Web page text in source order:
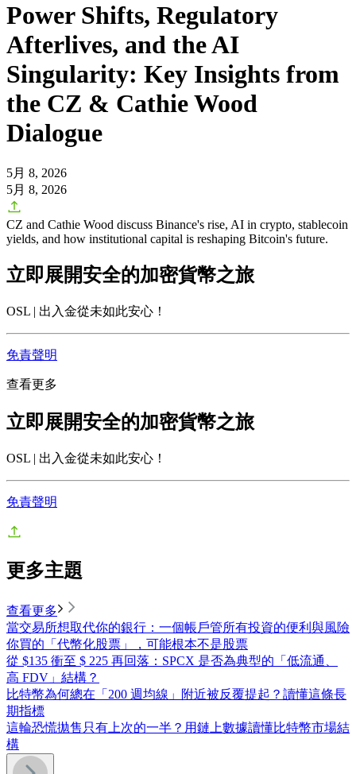
Power Shifts, Regulatory
Afterlives, and the AI
Singularity: Key Insights from
the CZ & Cathie Wood
Dialogue
5月 8, 2026
5月 8, 2026
CZ and Cathie Wood discuss Binance's rise, AI in crypto, stablecoin
yields, and how institutional capital is reshaping Bitcoin's future.
立即展開安全的加密貨幣之旅
OSL | 出入金從未如此安心！
免責聲明
查看更多
立即展開安全的加密貨幣之旅
OSL | 出入金從未如此安心！
免責聲明
更多主題
查看更多
當交易所想取代你的銀行：一個帳戶管所有投資的便利與風險
你買的「代幣化股票」，可能根本不是股票
從 $135 衝至 $ 225 再回落：SPCX 是否為典型的「低流通、
高 FDV」結構？
比特幣為何總在「200 週均線」附近被反覆提起？讀懂這條長
期指標
這輪恐慌拋售只有上次的一半？用鏈上數據讀懂比特幣市場結
構